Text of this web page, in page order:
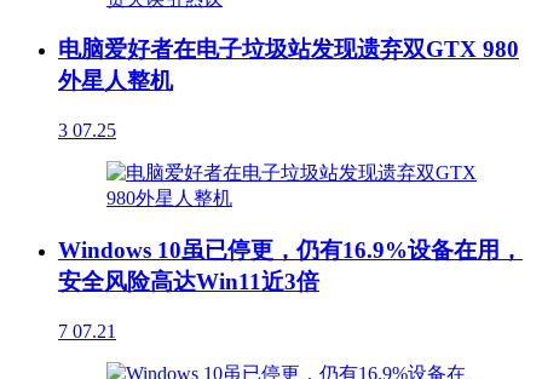
电脑爱好者在电子垃圾站发现遗弃双GTX 980
外星人整机
3 07.25
Windows 10虽已停更，仍有16.9%设备在用，
安全风险高达Win11近3倍
7 07.21